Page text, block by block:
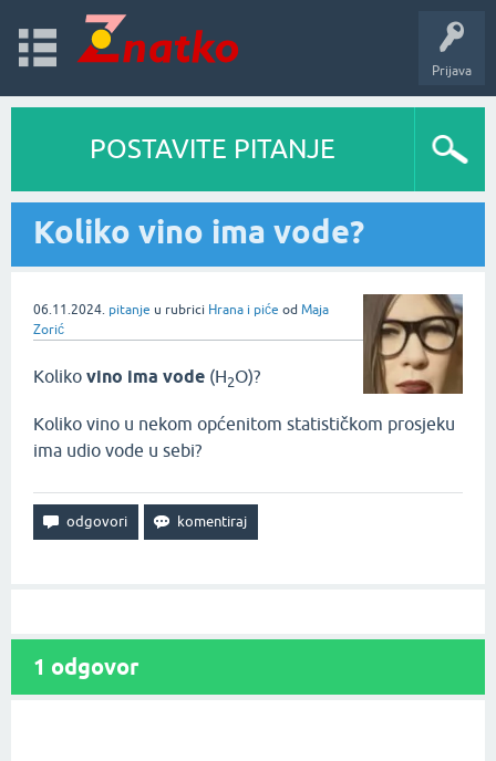
Prijava
POSTAVITE PITANJE
Koliko vino ima vode?
06.11.2024. pitanje u rubrici Hrana i piće od Maja
Zorić
Koliko vino ima vode (H2O)?
Koliko vino u nekom općenitom statističkom prosjeku
ima udio vode u sebi?
1 odgovor